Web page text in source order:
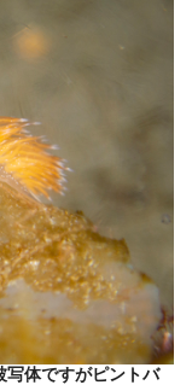
写体ですがピントバ